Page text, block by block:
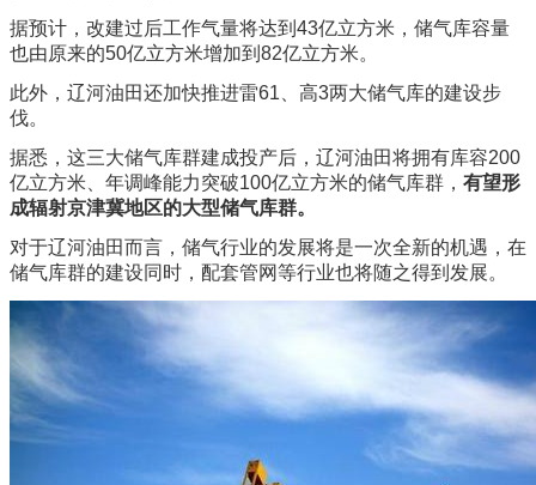
据预计，改建过后工作气量将达到43亿立方米，储气库容量
也由原来的50亿立方米增加到82亿立方米。
此外，辽河油田还加快推进雷61、高3两大储气库的建设步
伐。
据悉，这三大储气库群建成投产后，辽河油田将拥有库容200
亿立方米、年调峰能力突破100亿立方米的储气库群， 有望形
成辐射京津冀地区的大型储气库群。
对于辽河油田而言，储气行业的发展将是一次全新的机遇，在
储气库群的建设同时，配套管网等行业也将随之得到发展。